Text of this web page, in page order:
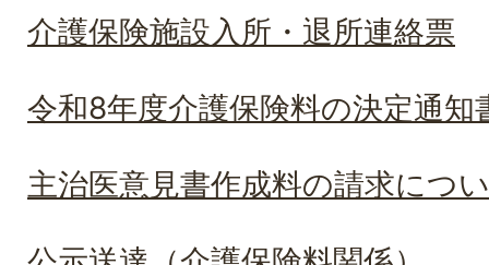
介護保険施設入所・退所連絡票
令和8年度介護保険料の決定通知
主治医意見書作成料の請求につ